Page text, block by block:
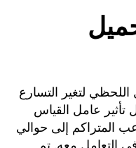
لتغير التسارع
عامل القياس
المتراكم إلى حوالي